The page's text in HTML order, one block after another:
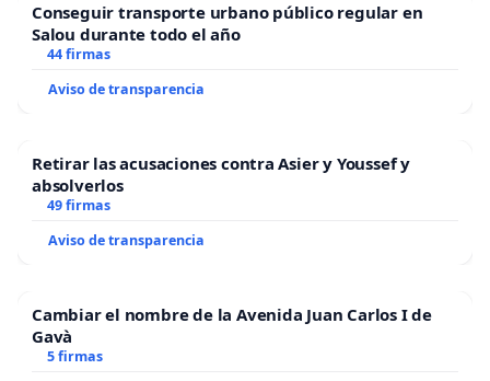
Conseguir transporte urbano público regular en
Salou durante todo el año
44 firmas
Aviso de transparencia
Retirar las acusaciones contra Asier y Youssef y
absolverlos
49 firmas
Aviso de transparencia
Cambiar el nombre de la Avenida Juan Carlos I de
Gavà
5 firmas